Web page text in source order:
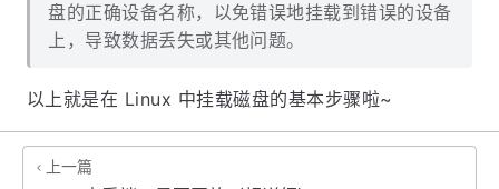
盘的正确设备名称，以免错误地挂载到错误的设备
上，导致数据丢失或其他问题。
以上就是在 Linux 中挂载磁盘的基本步骤啦~
上一篇